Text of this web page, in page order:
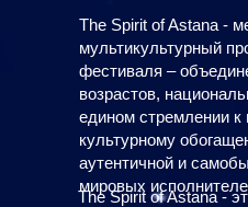
The Spirit of Astana -
мультикультурный
фестиваля –
возрастов,
едином стремлении
культурному
аутентичной и
мировых
The Spirit of Astana -